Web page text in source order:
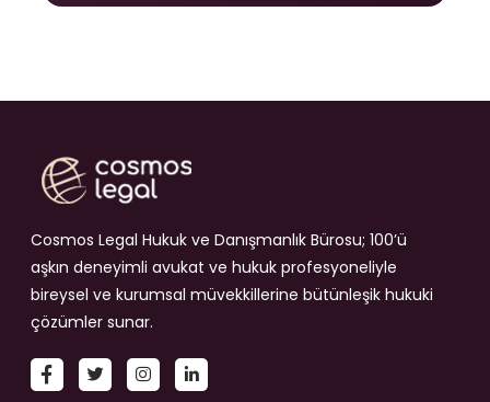
Cosmos Legal Hukuk ve Danışmanlık Bürosu; 100’ü
aşkın deneyimli avukat ve hukuk profesyoneliyle
bireysel ve kurumsal müvekkillerine bütünleşik hukuki
çözümler sunar.